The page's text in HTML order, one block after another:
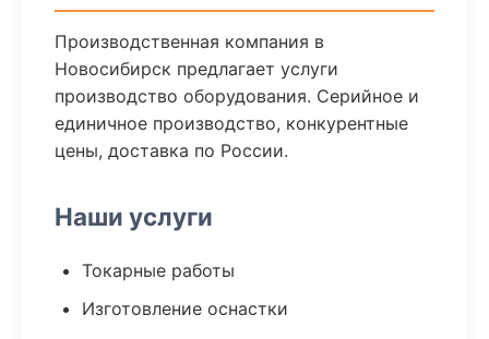
Производственная компания в
Новосибирск предлагает услуги
производство оборудования. Серийное и
единичное производство, конкурентные
цены, доставка по России.
Наши услуги
Токарные работы
Изготовление оснастки